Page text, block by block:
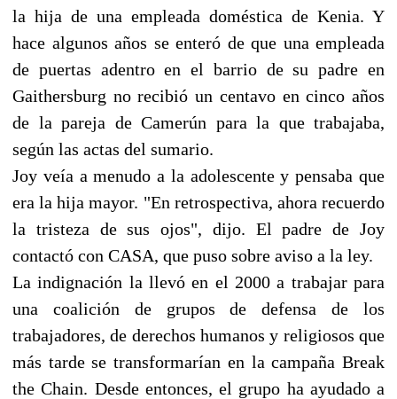
la hija de una empleada doméstica de Kenia. Y
hace algunos años se enteró de que una empleada
de puertas adentro en el barrio de su padre en
Gaithersburg no recibió un centavo en cinco años
de la pareja de Camerún para la que trabajaba,
según las actas del sumario.
Joy veía a menudo a la adolescente y pensaba que
era la hija mayor. "En retrospectiva, ahora recuerdo
la tristeza de sus ojos", dijo. El padre de Joy
contactó con CASA, que puso sobre aviso a la ley.
La indignación la llevó en el 2000 a trabajar para
una coalición de grupos de defensa de los
trabajadores, de derechos humanos y religiosos que
más tarde se transformarían en la campaña Break
the Chain. Desde entonces, el grupo ha ayudado a